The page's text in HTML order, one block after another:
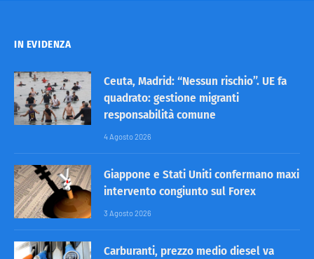
IN EVIDENZA
Ceuta, Madrid: “Nessun rischio”. UE fa
quadrato: gestione migranti
responsabilità comune
4 Agosto 2026
Giappone e Stati Uniti confermano maxi
intervento congiunto sul Forex
3 Agosto 2026
Carburanti, prezzo medio diesel va